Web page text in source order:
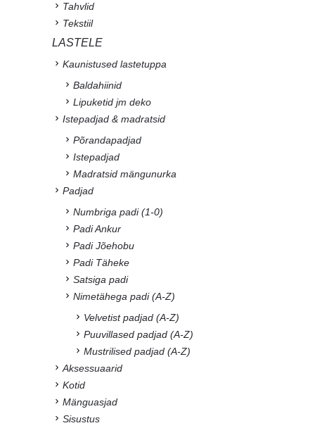
Tahvlid
Tekstiil
LASTELE
Kaunistused lastetuppa
Baldahiinid
Lipuketid jm deko
Istepadjad & madratsid
Põrandapadjad
Istepadjad
Madratsid mängunurka
Padjad
Numbriga padi (1-0)
Padi Ankur
Padi Jõehobu
Padi Täheke
Satsiga padi
Nimetähega padi (A-Z)
Velvetist padjad (A-Z)
Puuvillased padjad (A-Z)
Mustrilised padjad (A-Z)
Aksessuaarid
Kotid
Mänguasjad
Sisustus